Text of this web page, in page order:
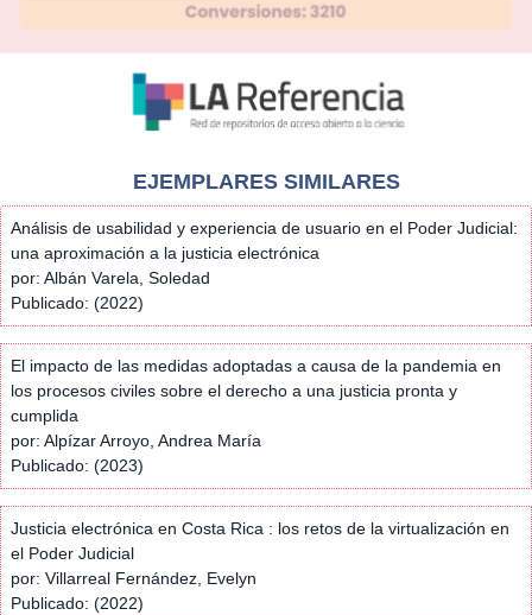
EJEMPLARES SIMILARES
Análisis de usabilidad y experiencia de usuario en el Poder Judicial:
una aproximación a la justicia electrónica
por: Albán Varela, Soledad
Publicado: (2022)
El impacto de las medidas adoptadas a causa de la pandemia en
los procesos civiles sobre el derecho a una justicia pronta y
cumplida
por: Alpízar Arroyo, Andrea María
Publicado: (2023)
Justicia electrónica en Costa Rica : los retos de la virtualización en
el Poder Judicial
por: Villarreal Fernández, Evelyn
Publicado: (2022)